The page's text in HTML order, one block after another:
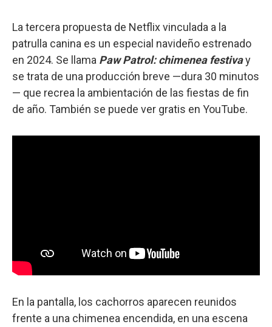
La tercera propuesta de Netflix vinculada a la
patrulla canina es un especial navideño estrenado
en 2024. Se llama Paw Patrol: chimenea festivay
se trata de una producción breve —dura 30 minutos
— que recrea la ambientación de las fiestas de fin
de año. También se puede ver gratis en YouTube.
En la pantalla, los cachorros aparecen reunidos
frente a una chimenea encendida, en una escena